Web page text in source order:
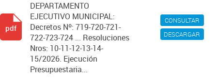
CONSULTAR
DESCARGAR
DEPARTAMENTO
EJECUTIVO MUNICIPAL:
Decretos Nº: 719-720-721-
722-723-724 ... Resoluciones
Nros: 10-11-12-13-14-
15/2026. Ejecución
Presupuestaria...
pdf